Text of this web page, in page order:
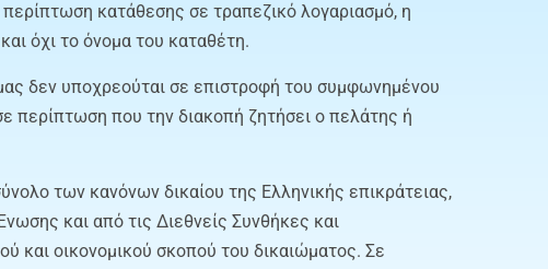
κατάθεσης σε τραπεζικό λογαριασμό, η
όχι το όνομα του καταθέτη.
δεν υποχρεούται σε επιστροφή του συμφωνημένου
περίπτωση που την διακοπή ζητήσει ο πελάτης ή
των κανόνων δικαίου της Ελληνικής επικράτειας,
και από τις Διεθνείς Συνθήκες και
και οικονομικού σκοπού του δικαιώματος. Σε